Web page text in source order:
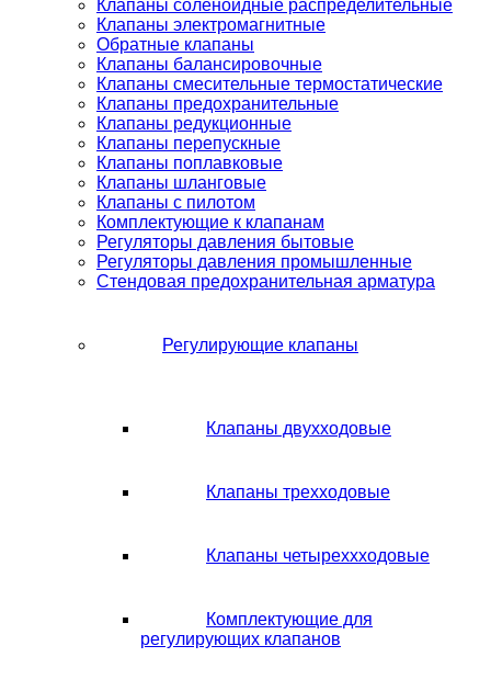
Клапаны соленоидные распределительные
Клапаны электромагнитные
Обратные клапаны
Клапаны балансировочные
Клапаны смесительные термостатические
Клапаны предохранительные
Клапаны редукционные
Клапаны перепускные
Клапаны поплавковые
Клапаны шланговые
Клапаны с пилотом
Комплектующие к клапанам
Регуляторы давления бытовые
Регуляторы давления промышленные
Стендовая предохранительная арматура
Регулирующие клапаны
Клапаны двухходовые
Клапаны трехходовые
Клапаны четыреххходовые
Комплектующие для
регулирующих клапанов